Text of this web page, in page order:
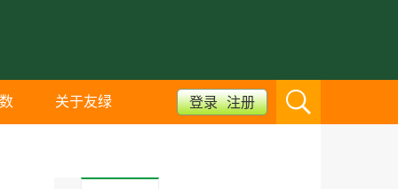
关于友绿 登录 注册